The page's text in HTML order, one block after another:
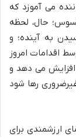
می آموزد که
حال، لحظه
به آینده؛ و
اقدامات امروز
می دهد و
رها شود
راهنمای ارزشمندی برای